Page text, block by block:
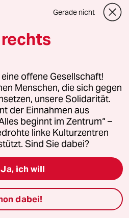
mit dem von Ihnen
Mehrheitsgesellschaft
für ihr Problem (aber
ist ein Vorwurf, der
die Linke zu richten ist:
Kreisen waren die
ja durchaus immer
Uhr
Gerade nicht
offene Gesellschaft!
Menschen, die sich gegen
unsere Solidarität.
der Einnahmen aus
beginnt im Zentrum“ –
linke Kulturzentren
Sind Sie dabei?
Ja, ich will
dabei!